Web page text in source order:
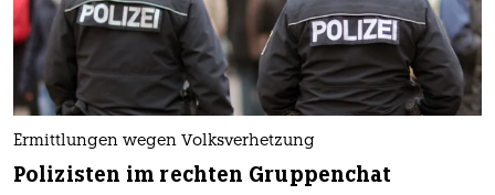
Ermittlungen wegen Volksverhetzung
Polizisten im rechten Gruppenchat